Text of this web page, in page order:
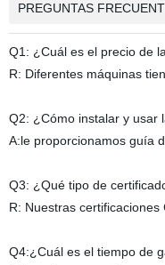
PREGUNTAS
Q1: ¿Cuál es el precio de
R: Diferentes máquinas
Q2: ¿Cómo instalar y usar
A:le proporcionamos guía
Q3: ¿Qué tipo de
R: Nuestras
Q4:¿Cuál es el tiempo de